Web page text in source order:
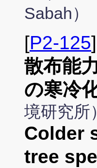
Sabah）
[P2-125]
散布能
の寒冷
境研究所）
Colder
tree